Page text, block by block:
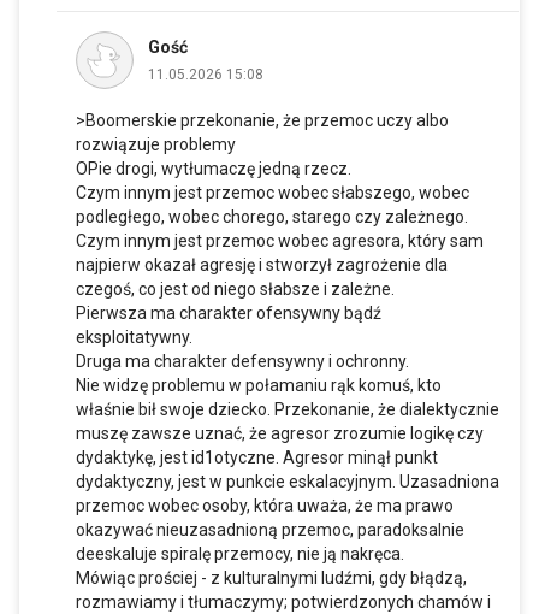
Gość
11.05.2026 15:08
>Boomerskie przekonanie, że przemoc uczy albo
rozwiązuje problemy
OPie drogi, wytłumaczę jedną rzecz.
Czym innym jest przemoc wobec słabszego, wobec
podległego, wobec chorego, starego czy zależnego.
Czym innym jest przemoc wobec agresora, który sam
najpierw okazał agresję i stworzył zagrożenie dla
czegoś, co jest od niego słabsze i zależne.
Pierwsza ma charakter ofensywny bądź
eksploitatywny.
Druga ma charakter defensywny i ochronny.
Nie widzę problemu w połamaniu rąk komuś, kto
właśnie bił swoje dziecko. Przekonanie, że dialektycznie
muszę zawsze uznać, że agresor zrozumie logikę czy
dydaktykę, jest id1otyczne. Agresor minął punkt
dydaktyczny, jest w punkcie eskalacyjnym. Uzasadniona
przemoc wobec osoby, która uważa, że ma prawo
okazywać nieuzasadnioną przemoc, paradoksalnie
deeskaluje spiralę przemocy, nie ją nakręca.
Mówiąc prościej - z kulturalnymi ludźmi, gdy błądzą,
rozmawiamy i tłumaczymy; potwierdzonych chamów i